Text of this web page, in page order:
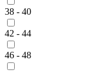
38 - 40
42 - 44
46 - 48